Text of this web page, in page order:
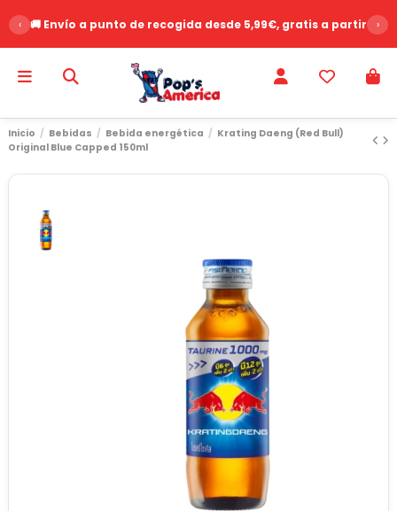
‹ 🚚 Envío a punto de recogida desde 5,99€, gratis a partir de
›
Inicio Bebidas Bebida energética
Krating Daeng (Red Bull)
Original Blue Capped 150ml